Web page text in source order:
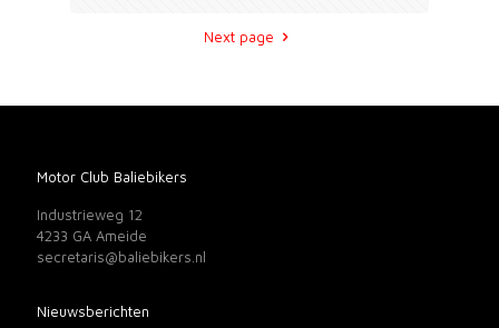
Next page
Motor Club Baliebikers
Industrieweg 12
4233 GA Ameide
secretaris@baliebikers.nl
Nieuwsberichten